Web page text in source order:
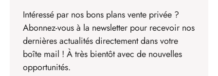
Intéressé par nos bons plans vente privée ?
Abonnez-vous à la newsletter pour recevoir nos
dernières actualités directement dans votre
boîte mail ! À très bientôt avec de nouvelles
opportunités.